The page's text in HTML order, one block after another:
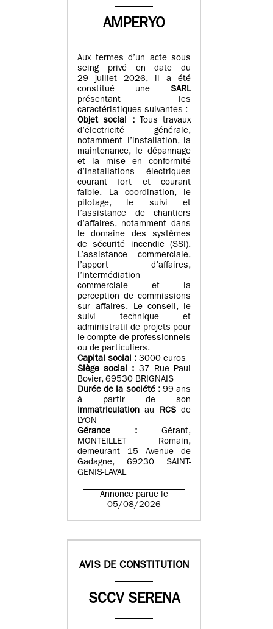
AMPERYO
Aux termes d’un acte sous
seing privé en date du
29 juillet 2026, il a été
constitué une SARL
présentant les
caractéristiques suivantes :
Objet social :
Tous travaux
d’électricité générale,
notamment l’installation, la
maintenance, le dépannage
et la mise en conformité
d’installations électriques
courant fort et courant
faible. La coordination, le
pilotage, le suivi et
l’assistance de chantiers
d’affaires, notamment dans
le domaine des systèmes
de sécurité incendie (SSI).
L’assistance commerciale,
l’apport d’affaires,
l’intermédiation
commerciale et la
perception de commissions
sur affaires. Le conseil, le
suivi technique et
administratif de projets pour
le compte de professionnels
ou de particuliers.
Capital social : 3000 euros
Siège social : 37 Rue Paul
Bovier, 69530 BRIGNAIS
Durée de la société : 99 ans
à partir de son
immatriculation au RCSde
LYON
Gérance :
Gérant,
MONTEILLET Romain,
demeurant 15 Avenue de
Gadagne, 69230 SAINT-
GENIS-LAVAL
Annonce parue le
05/08/2026
AVIS DE CONSTITUTION
SCCV SERENA